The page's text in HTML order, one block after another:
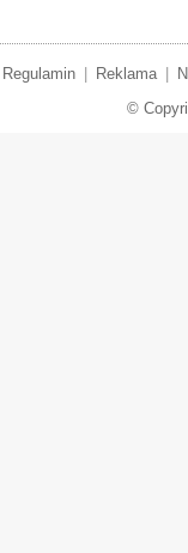
Regulamin Reklama
©